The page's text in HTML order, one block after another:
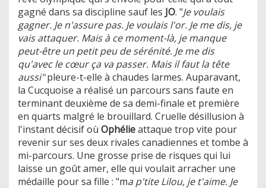
gagné dans sa discipline sauf les JO. "Je voulais
gagner. Je n'assure pas. Je voulais l'or. Je me dis, je
vais attaquer. Mais à ce moment-là, je manque
peut-être un petit peu de sérénité. Je me dis
qu'avec le cœur ça va passer. Mais il faut la tête
aussi"pleure-t-elle à chaudes larmes. Auparavant,
la Cucquoise a réalisé un parcours sans faute en
terminant deuxième de sa demi-finale et première
en quarts malgré le brouillard. Cruelle désillusion à
l'instant décisif où Ophélieattaque trop vite pour
revenir sur ses deux rivales canadiennes et tombe à
mi-parcours. Une grosse prise de risques qui lui
laisse un goût amer, elle qui voulait arracher une
médaille pour sa fille : "ma p'tite Lilou, je t'aime. Je